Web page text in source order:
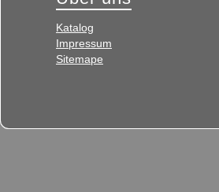
Navigation
überspringen
Katalog
Impressum
Sitemape